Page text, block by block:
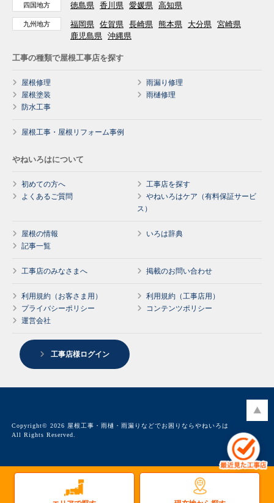
四国地方 徳島県 香川県 愛媛県 高知県
九州地方 福岡県 佐賀県 長崎県 熊本県 大分県 宮崎県
鹿児島県 沖縄県
工事の種類で屋根工事店を探す
屋根修理
雨漏り修理
屋根塗装
雨樋修理
防水工事
屋根工事・屋根リフォーム事例
やねいろはについて
初めての方へ
工事店を探す
よくあるご質問
やねいろはケア（有料保証サービ
ス）
屋根の情報
いろは辞典
記事一覧
工事店のみなさまへ 掲載のお問い合わせ
利用規約（お客さま用）
利用規約（工事店用）
プライバシーポリシー
コンテンツポリシー
運営会社
工事店様ログイン
Copyright© 2026 屋根工事・雨樋・雨漏りなどでお困りならやねいろは
All Rights Reserved.